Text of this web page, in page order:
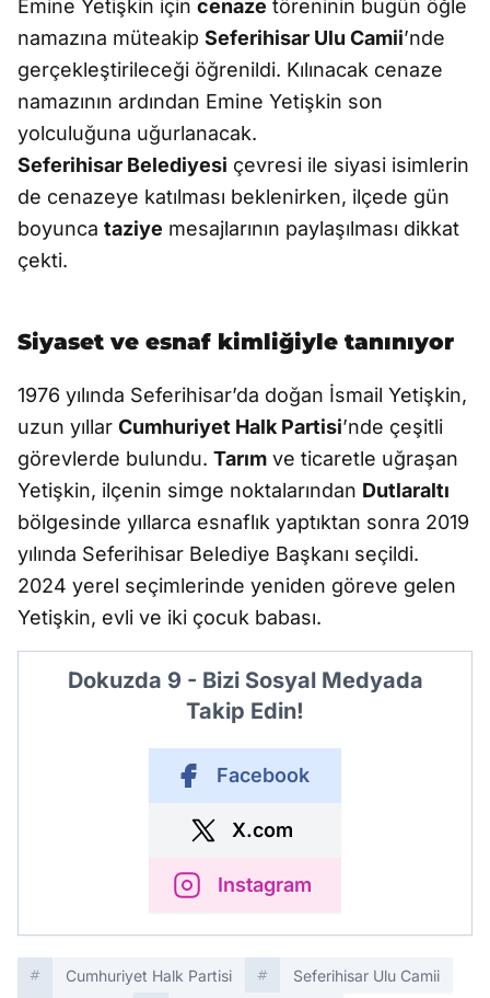
Emine Yetişkin için cenaze töreninin bugün öğle
namazına müteakip Seferihisar Ulu Camii’nde
gerçekleştirileceği öğrenildi. Kılınacak cenaze
namazının ardından Emine Yetişkin son
yolculuğuna uğurlanacak.
Seferihisar Belediyesi çevresi ile siyasi isimlerin
de cenazeye katılması beklenirken, ilçede gün
boyunca taziye mesajlarının paylaşılması dikkat
çekti.
Siyaset ve esnaf kimliğiyle tanınıyor
1976 yılında Seferihisar’da doğan İsmail Yetişkin,
uzun yıllar Cumhuriyet Halk Partisi’nde çeşitli
görevlerde bulundu. Tarım ve ticaretle uğraşan
Yetişkin, ilçenin simge noktalarından Dutlaraltı
bölgesinde yıllarca esnaflık yaptıktan sonra 2019
yılında Seferihisar Belediye Başkanı seçildi.
2024 yerel seçimlerinde yeniden göreve gelen
Yetişkin, evli ve iki çocuk babası.
Dokuzda 9 - Bizi Sosyal Medyada
Takip Edin!
Facebook
X.com
Instagram
Cumhuriyet Halk Partisi
Seferihisar Ulu Camii